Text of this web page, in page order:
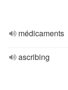
médicaments
ascribing